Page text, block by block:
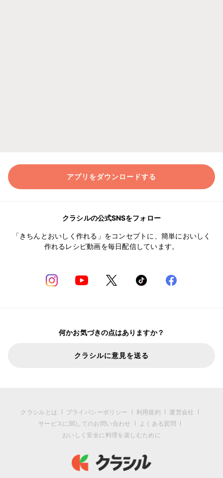
アプリをダウンロードする
クラシルの公式SNSをフォロー
「きちんとおいしく作れる」をコンセプトに、簡単においしく
作れるレシピ動画を毎日配信しています。
何かお気づきの点はありますか？
クラシルに意見を送る
クラシルとは プライバシーポリシー 利用規約
運営会社
サービスに関してのお問い合わせ
よくある質問
おいしく安全に料理を楽しむために